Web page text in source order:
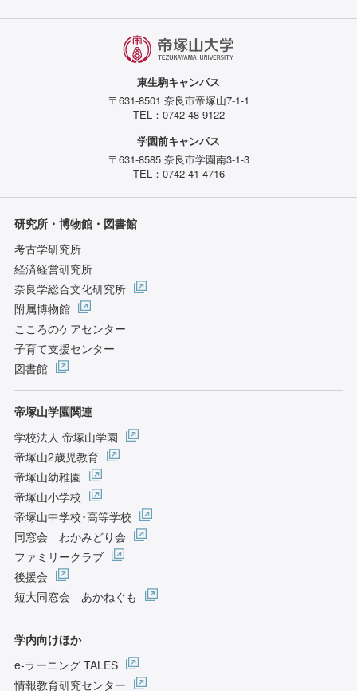
東生駒キャンパス
〒631-8501 奈良市帝塚山7-1-1
TEL：0742-48-9122
学園前キャンパス
〒631-8585 奈良市学園南3-1-3
TEL：0742-41-4716
研究所・博物館・図書館
考古学研究所
経済経営研究所
奈良学総合文化研究所
附属博物館
こころのケアセンター
子育て支援センター
図書館
帝塚山学園関連
学校法人 帝塚山学園
帝塚山2歳児教育
帝塚山幼稚園
帝塚山小学校
帝塚山中学校･高等学校
同窓会 わかみどり会
ファミリークラブ
後援会
短大同窓会 あかねぐも
学内向けほか
e-ラーニング TALES
情報教育研究センター